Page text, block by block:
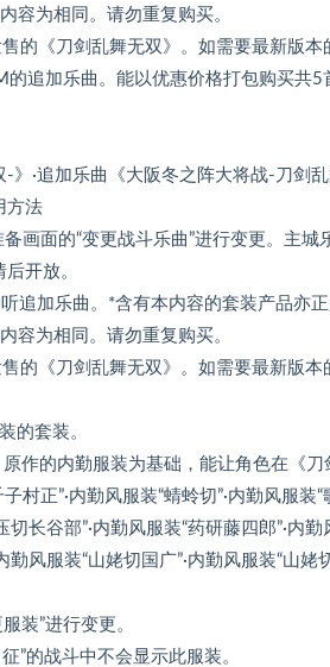
容为相同。请勿重复购买。
的《刀剑乱舞无双》。如需要最新版
追加乐曲。能以优惠价格打包购买共5
》·追加乐曲《大阪冬之阵大将战-刀剑
方法
画面的“变更战斗乐曲”进行变更。主城
开放。
追加乐曲。*含有本内容的套装产品亦
容为相同。请勿重复购买。
的《刀剑乱舞无双》。如需要最新版
的套装。
作的内勤服装为基础，能让角色在《
村正”·内勤风服装“蜻蛉切”·内勤风服
切长谷部”·内勤风服装“药研藤四郎”·内
勤风服装“山姥切国广”·内勤风服装“山姥
装”进行变更。
”的战斗中不会显示此服装。